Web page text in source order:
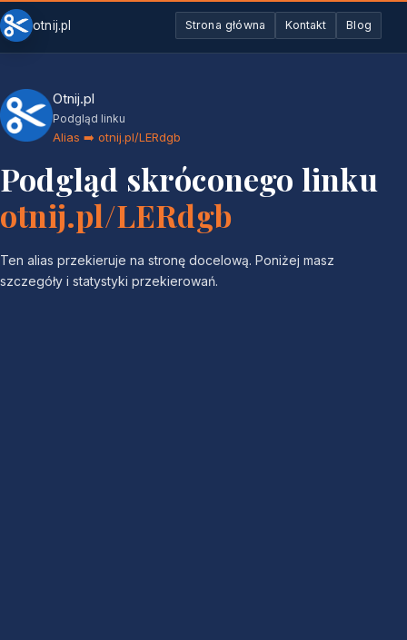
otnij.pl Strona główna Kontakt Blog
Otnij.pl
Podgląd linku
Alias ➡️ otnij.pl/LERdgb
Podgląd skróconego linku
otnij.pl/LERdgb
Ten alias przekieruje na stronę docelową. Poniżej masz
szczegóły i statystyki przekierowań.